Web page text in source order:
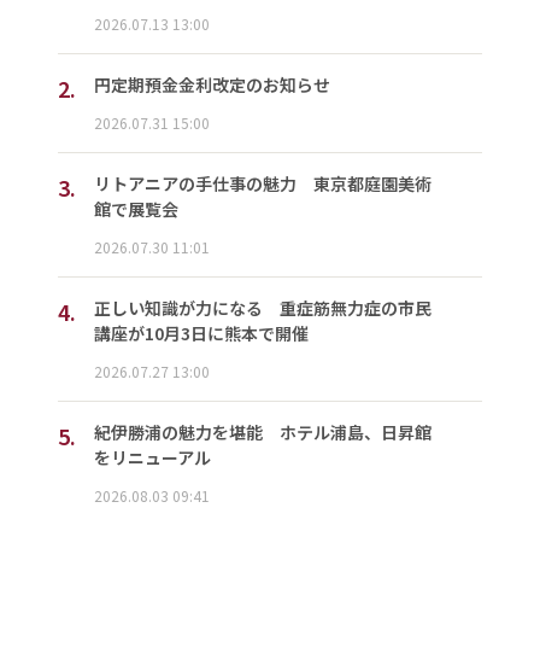
2026.07.13 13:00
2. 円定期預金金利改定のお知らせ
2026.07.31 15:00
3.
リトアニアの手仕事の魅力 東京都庭園美術
館で展覧会
2026.07.30 11:01
4.
正しい知識が力になる 重症筋無力症の市民
講座が10月3日に熊本で開催
2026.07.27 13:00
5.
紀伊勝浦の魅力を堪能 ホテル浦島、日昇館
をリニューアル
2026.08.03 09:41